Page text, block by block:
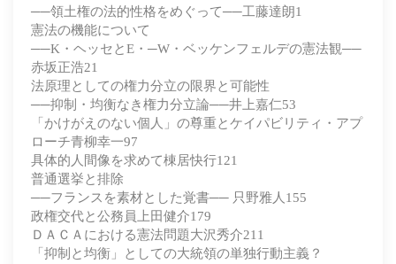
──領土権の法的性格をめぐって──工藤達朗1
憲法の機能について
──K・ヘッセとE・─W・ベッケンフェルデの憲法観──
赤坂正浩21
法原理としての権力分立の限界と可能性
──抑制・均衡なき権力分立論──井上嘉仁53
「かけがえのない個人」の尊重とケイパビリティ・アプ
ローチ青柳幸一97
具体的人間像を求めて棟居快行121
普通選挙と排除
──フランスを素材とした覚書── 只野雅人155
政権交代と公務員上田健介179
ＤＡＣＡにおける憲法問題大沢秀介211
「抑制と均衡」としての大統領の単独行動主義？